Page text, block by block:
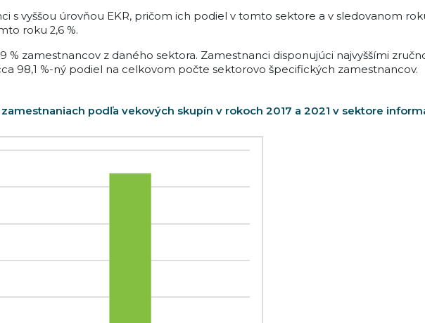
s vyššou úrovňou EKR, pričom ich podiel v tomto sektore a v sledovanom
roku 2,6 %.
% zamestnancov z daného sektora. Zamestnanci disponujúci najvyššími
98,1 %-ný podiel na celkovom počte sektorovo špecifických zamestnancov.
podľa vekových skupín v rokoch 2017 a 2021 v sektore